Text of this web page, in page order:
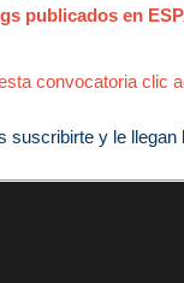
publicados en
convocatoria clic
suscribirte y le